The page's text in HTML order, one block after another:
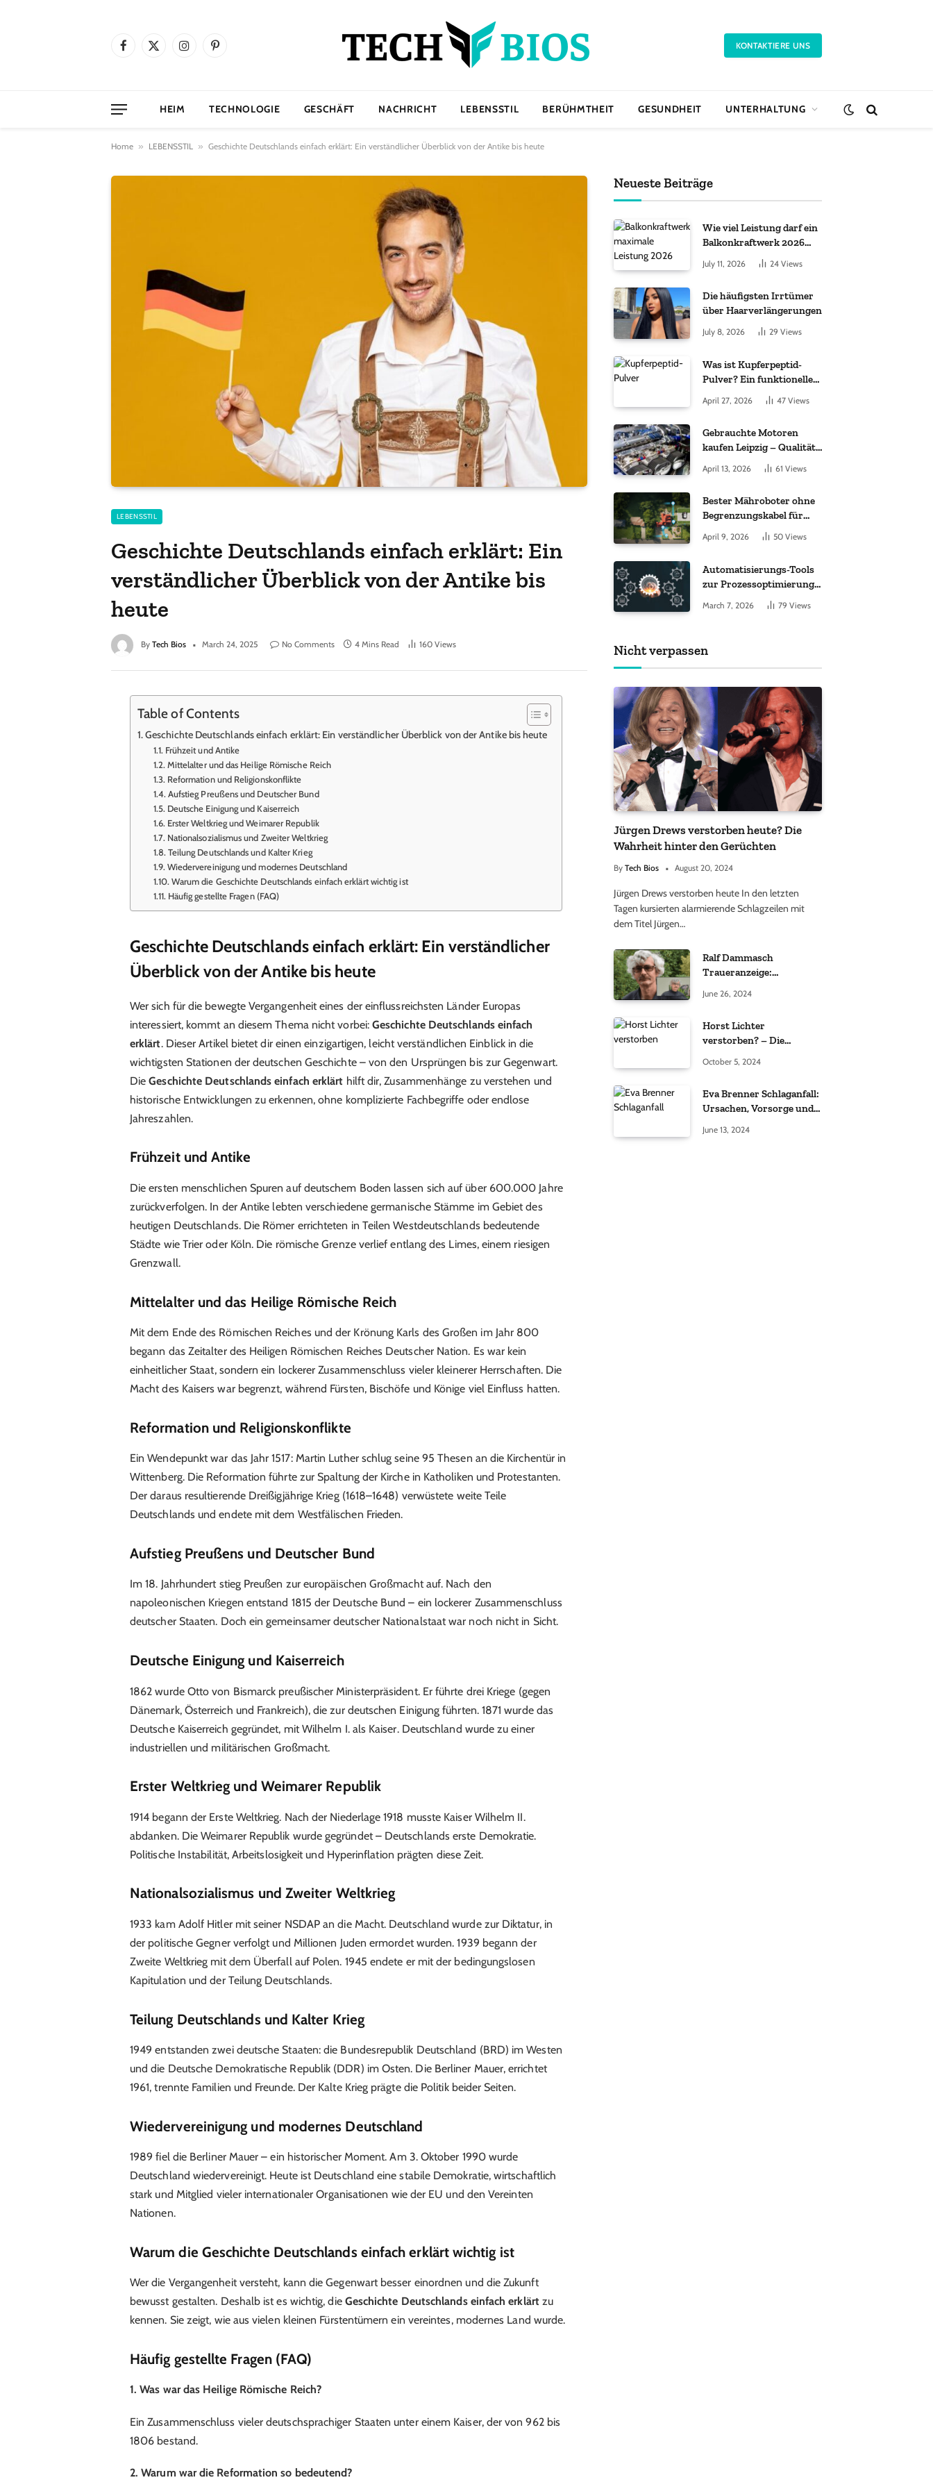
Facebook
X
InstagramPinterest KONTAKTIERE UNS
HEIM TECHNOLOGIE GESCHÄFT NACHRICHT LEBENSSTIL BERÜHMTHEIT GESUNDHEIT UNTERHALTUNG
Home » LEBENSSTIL » Geschichte Deutschlands einfach erklärt: Ein verständlicher Überblick von der Antike bis heute
LEBENSSTIL
Geschichte Deutschlands einfach erklärt: Ein
verständlicher Überblick von der Antike bis
heute
By Tech Bios March 24, 2025 No Comments 4 Mins Read 160 Views
Table of Contents
Geschichte Deutschlands einfach erklärt: Ein verständlicher Überblick von der Antike bis heute
Frühzeit und Antike
Mittelalter und das Heilige Römische Reich
Reformation und Religionskonflikte
Aufstieg Preußens und Deutscher Bund
Deutsche Einigung und Kaiserreich
Erster Weltkrieg und Weimarer Republik
Nationalsozialismus und Zweiter Weltkrieg
Teilung Deutschlands und Kalter Krieg
Wiedervereinigung und modernes Deutschland
Warum die Geschichte Deutschlands einfach erklärt wichtig ist
Häufig gestellte Fragen (FAQ)
Geschichte Deutschlands einfach erklärt: Ein verständlicher
Überblick von der Antike bis heute
Wer sich für die bewegte Vergangenheit eines der einflussreichsten Länder Europas
interessiert, kommt an diesem Thema nicht vorbei: Geschichte Deutschlands einfach
erklärt. Dieser Artikel bietet dir einen einzigartigen, leicht verständlichen Einblick in die
wichtigsten Stationen der deutschen Geschichte – von den Ursprüngen bis zur Gegenwart.
DieGeschichte Deutschlands einfach erklärt hilft dir, Zusammenhänge zu verstehen und
historische Entwicklungen zu erkennen, ohne komplizierte Fachbegriffe oder endlose
Jahreszahlen.
Frühzeit und Antike
Die ersten menschlichen Spuren auf deutschem Boden lassen sich auf über 600.000 Jahre
zurückverfolgen. In der Antike lebten verschiedene germanische Stämme im Gebiet des
heutigen Deutschlands. Die Römer errichteten in Teilen Westdeutschlands bedeutende
Städte wie Trier oder Köln. Die römische Grenze verlief entlang des Limes, einem riesigen
Grenzwall.
Mittelalter und das Heilige Römische Reich
Mit dem Ende des Römischen Reiches und der Krönung Karls des Großen im Jahr 800
begann das Zeitalter des Heiligen Römischen Reiches Deutscher Nation. Es war kein
einheitlicher Staat, sondern ein lockerer Zusammenschluss vieler kleinerer Herrschaften. Die
Macht des Kaisers war begrenzt, während Fürsten, Bischöfe und Könige viel Einfluss hatten.
Reformation und Religionskonflikte
Ein Wendepunkt war das Jahr 1517: Martin Luther schlug seine 95 Thesen an die Kirchentür in
Wittenberg. Die Reformation führte zur Spaltung der Kirche in Katholiken und Protestanten.
Der daraus resultierende Dreißigjährige Krieg (1618–1648) verwüstete weite Teile
Deutschlands und endete mit dem Westfälischen Frieden.
Aufstieg Preußens und Deutscher Bund
Im 18. Jahrhundert stieg Preußen zur europäischen Großmacht auf. Nach den
napoleonischen Kriegen entstand 1815 der Deutsche Bund – ein lockerer Zusammenschluss
deutscher Staaten. Doch ein gemeinsamer deutscher Nationalstaat war noch nicht in Sicht.
Deutsche Einigung und Kaiserreich
1862 wurde Otto von Bismarck preußischer Ministerpräsident. Er führte drei Kriege (gegen
Dänemark, Österreich und Frankreich), die zur deutschen Einigung führten. 1871 wurde das
Deutsche Kaiserreich gegründet, mit Wilhelm I. als Kaiser. Deutschland wurde zu einer
industriellen und militärischen Großmacht.
Erster Weltkrieg und Weimarer Republik
1914 begann der Erste Weltkrieg. Nach der Niederlage 1918 musste Kaiser Wilhelm II.
abdanken. Die Weimarer Republik wurde gegründet – Deutschlands erste Demokratie.
Politische Instabilität, Arbeitslosigkeit und Hyperinflation prägten diese Zeit.
Nationalsozialismus und Zweiter Weltkrieg
1933 kam Adolf Hitler mit seiner NSDAP an die Macht. Deutschland wurde zur Diktatur, in
der politische Gegner verfolgt und Millionen Juden ermordet wurden. 1939 begann der
Zweite Weltkrieg mit dem Überfall auf Polen. 1945 endete er mit der bedingungslosen
Kapitulation und der Teilung Deutschlands.
Teilung Deutschlands und Kalter Krieg
1949 entstanden zwei deutsche Staaten: die Bundesrepublik Deutschland (BRD) im Westen
und die Deutsche Demokratische Republik (DDR) im Osten. Die Berliner Mauer, errichtet
1961, trennte Familien und Freunde. Der Kalte Krieg prägte die Politik beider Seiten.
Wiedervereinigung und modernes Deutschland
1989 fiel die Berliner Mauer – ein historischer Moment. Am 3. Oktober 1990 wurde
Deutschland wiedervereinigt. Heute ist Deutschland eine stabile Demokratie, wirtschaftlich
stark und Mitglied vieler internationaler Organisationen wie der EU und den Vereinten
Nationen.
Warum die Geschichte Deutschlands einfach erklärt wichtig ist
Wer die Vergangenheit versteht, kann die Gegenwart besser einordnen und die Zukunft
bewusst gestalten. Deshalb ist es wichtig, die Geschichte Deutschlands einfach erklärtzu
kennen. Sie zeigt, wie aus vielen kleinen Fürstentümern ein vereintes, modernes Land wurde.
Häufig gestellte Fragen (FAQ)
1. Was war das Heilige Römische Reich?
Ein Zusammenschluss vieler deutschsprachiger Staaten unter einem Kaiser, der von 962 bis
1806 bestand.
2. Warum war die Reformation so bedeutend?
Neueste Beiträge
Wie viel Leistung darf ein
Balkonkraftwerk 2026
July 11, 2026 24 Views
Die häufigsten Irrtümer
über Haarverlängerungen
July 8, 2026 29 Views
Was ist Kupferpeptid-
Pulver? Ein funktioneller
Komplex aus „kleinem
Molekül + Metall“
April 27, 2026 47 Views
Gebrauchte Motoren
kaufen Leipzig – Qualität,
Garantie und weltweite
Lieferung im Fokus
April 13, 2026 61 Views
Bester Mähroboter ohne
Begrenzungskabel für
kleine Gärten: Worauf es
bei 200 bis 500 m²
April 9, 2026 50 Views
Automatisierungs-Tools
zur Prozessoptimierung
im Einkauf: Wichtige
Funktionen, auf die Sie
March 7, 2026 79 Views
Nicht verpassen
Jürgen Drews verstorben heute? Die
Wahrheit hinter den Gerüchten
By Tech Bios August 20, 2024
Jürgen Drews verstorben heute In den letzten
Tagen kursierten alarmierende Schlagzeilen mit
dem Titel Jürgen…
Ralf Dammasch
Traueranzeige:
Informationen
June 26, 2024
Horst Lichter
verstorben? – Die
Gerüchten
October 5, 2024
Eva Brenner Schlaganfall:
Ursachen, Vorsorge und
June 13, 2024